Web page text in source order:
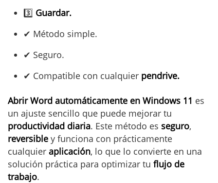
3️⃣ Guardar.
✔ Método simple.
✔ Seguro.
✔ Compatible con cualquier pendrive.
Abrir Word automáticamente en Windows 11 es
un ajuste sencillo que puede mejorar tu
productividad diaria. Este método es seguro,
reversible y funciona con prácticamente
cualquier aplicación, lo que lo convierte en una
solución práctica para optimizar tu flujo de
trabajo.